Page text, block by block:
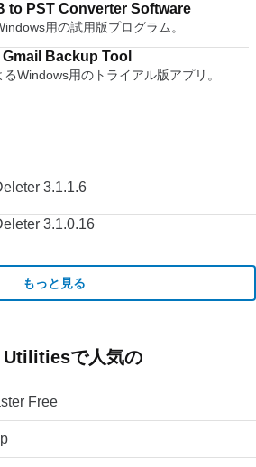
to PST Converter Software
用の試用版プログラム。
Backup Tool
Windows用のトライアル版アプリ。
3.1.1.6
3.1.0.16
もっと見る
で人気の
Free